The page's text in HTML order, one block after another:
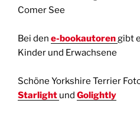
Comer See
Bei den e-bookautorengibt
Kinder und Erwachsene
Schöne Yorkshire Terrier
Starlight und Golightly